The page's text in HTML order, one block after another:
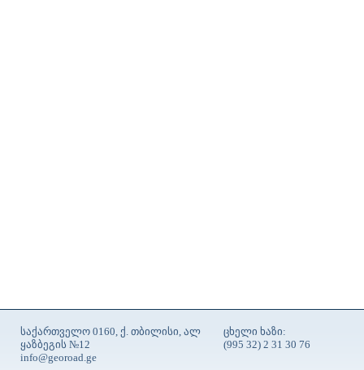
საქართველო 0160, ქ. თბილისი, ალ
ყაზბეგის №12
info@georoad.ge
ცხელი ხაზი:
(995 32) 2 31 30 76